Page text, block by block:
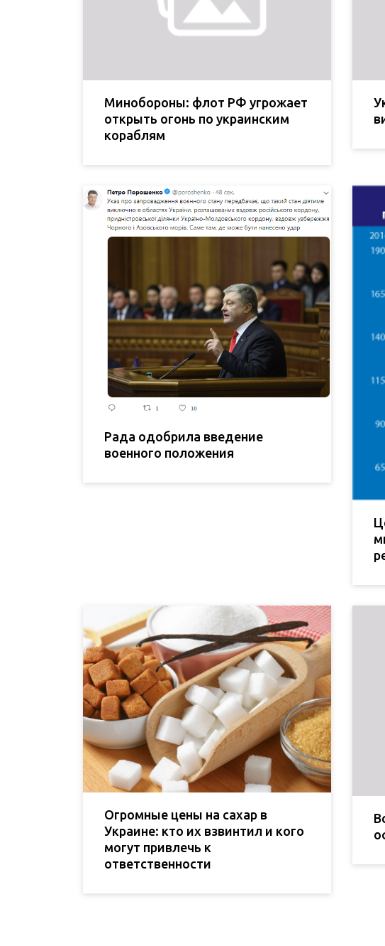
Минобороны: флот РФ угрожает
открыть огонь по украинским
кораблям
Рада одобрила введение
военного положения
Огромные цены на сахар в
Украине: кто их взвинтил и кого
могут привлечь к
ответственности